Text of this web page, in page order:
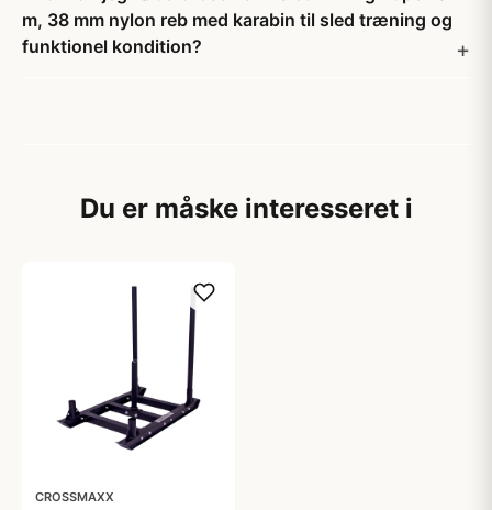
m, 38 mm nylon reb med karabin til sled træning og
funktionel kondition?
Du er måske interesseret i
CROSSMAXX